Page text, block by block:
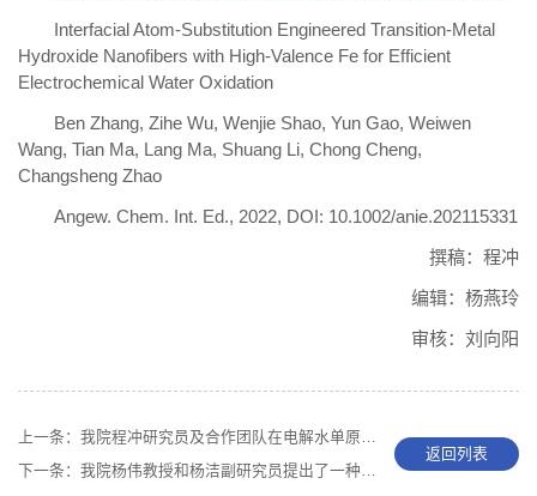
Interfacial Atom-Substitution Engineered Transition-Metal
Hydroxide Nanofibers with High-Valence Fe for Efficient
Electrochemical Water Oxidation
Ben Zhang, Zihe Wu, Wenjie Shao, Yun Gao, Weiwen
Wang, Tian Ma, Lang Ma, Shuang Li, Chong Cheng,
Changsheng Zhao
Angew. Chem. Int. Ed., 2022, DOI: 10.1002/anie.202115331
撰稿：程冲
编辑：杨燕玲
审核：刘向阳
上一条： 我院程冲研究员及合作团队在电解水单原子材料研究领域发表总结性综述论文
下一条： 我院杨伟教授和杨洁副研究员提出了一种波浪能驱动的水蒸发活化策略
返回列表